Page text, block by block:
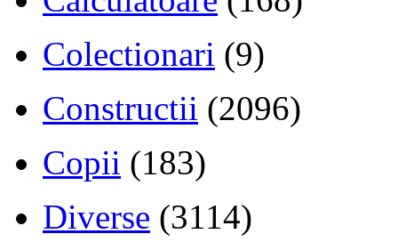
Colectionari (9)
Constructii (2096)
Copii (183)
Diverse (3114)